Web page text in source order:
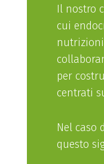
Il nostro
cui
per
centrati
Nel caso
questo